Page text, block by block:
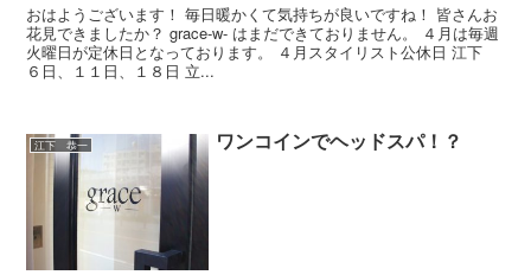
おはようございます！ 毎日暖かくて気持ちが良いですね！ 皆さんお
花見できましたか？ grace-w- はまだできておりません。 ４月は毎週
火曜日が定休日となっております。 ４月スタイリスト公休日 江下
６日、１１日、１８日 立...
江下 恭一 ワンコインでヘッドスパ！？